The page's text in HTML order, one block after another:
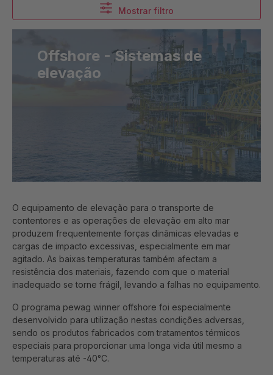
Mostrar filtro
Offshore - Sistemas de
elevação
O equipamento de elevação para o transporte de
contentores e as operações de elevação em alto mar
produzem frequentemente forças dinâmicas elevadas e
cargas de impacto excessivas, especialmente em mar
agitado. As baixas temperaturas também afectam a
resistência dos materiais, fazendo com que o material
inadequado se torne frágil, levando a falhas no equipamento.
O programa pewag winner offshore foi especialmente
desenvolvido para utilização nestas condições adversas,
sendo os produtos fabricados com tratamentos térmicos
especiais para proporcionar uma longa vida útil mesmo a
temperaturas até -40°C.